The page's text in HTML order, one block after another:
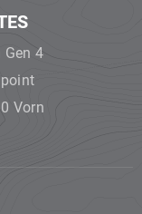
Gen 4
Vorn